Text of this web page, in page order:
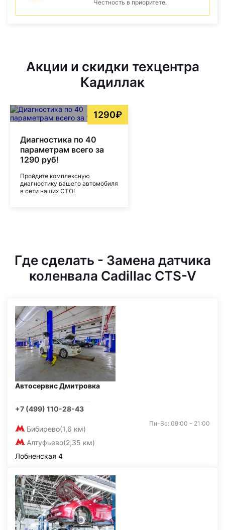
Честность в приоритете.
Акции и скидки техцентра
Кадиллак
1290₽
Диагностика по 40
параметрам всего за
1290 руб!
Пройдите комплексную
диагностику вашего автомобиля
в сети наших СТО!
Где сделать - Замена датчика
коленвала Cadillac CTS-V
Автосервис Дмитровка
+7 (499) 110-28-43
Бибирево(1,6 км)
Алтуфьево(2,35 км)
Пн-Вс: 09:00 - 21:00
Лобненская 4